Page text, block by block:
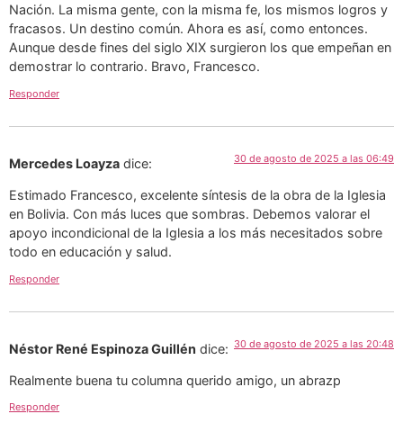
Nación. La misma gente, con la misma fe, los mismos logros y
fracasos. Un destino común. Ahora es así, como entonces.
Aunque desde fines del siglo XIX surgieron los que empeñan en
demostrar lo contrario. Bravo, Francesco.
Responder
Mercedes Loayza dice: 30 de agosto de 2025 a las 06:49
Estimado Francesco, excelente síntesis de la obra de la Iglesia
en Bolivia. Con más luces que sombras. Debemos valorar el
apoyo incondicional de la Iglesia a los más necesitados sobre
todo en educación y salud.
Responder
Néstor René Espinoza Guillén dice: 30 de agosto de 2025 a las 20:48
Realmente buena tu columna querido amigo, un abrazp
Responder